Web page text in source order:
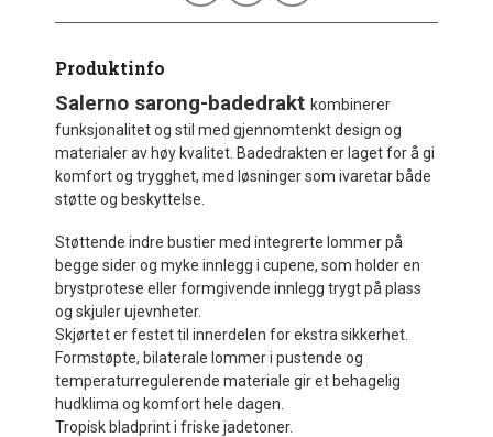
Produktinfo
Salerno sarong-badedrakt kombinerer
funksjonalitet og stil med gjennomtenkt design og
materialer av høy kvalitet. Badedrakten er laget for å gi
komfort og trygghet, med løsninger som ivaretar både
støtte og beskyttelse.
Støttende indre bustier med integrerte lommer på
begge sider og myke innlegg i cupene, som holder en
brystprotese eller formgivende innlegg trygt på plass
og skjuler ujevnheter.
Skjørtet er festet til innerdelen for ekstra sikkerhet.
Formstøpte, bilaterale lommer i pustende og
temperaturregulerende materiale gir et behagelig
hudklima og komfort hele dagen.
Tropisk bladprint i friske jadetoner.